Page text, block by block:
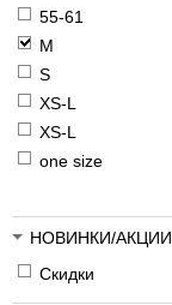
55-61
M
S
XS-L
XS-L
one size
НОВИНКИ/АКЦИИ
Скидки